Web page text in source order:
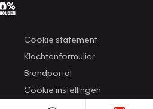
Cookie statement
Klachtenformulier
Brandportal
Cookie instellingen